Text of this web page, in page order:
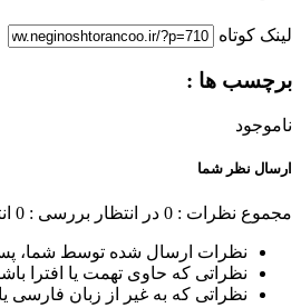
لینک کوتاه
برچسب ها :
ناموجود
ارسال نظر شما
مجموع نظرات : 0 در انتظار بررسی : 0
نظرات ارسال شده توسط شما،
نظراتی که حاوی تهمت یا افترا
نظراتی که به غیر از زبان فارسی